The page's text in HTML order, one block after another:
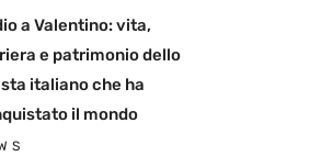
a Valentino: vita,
e patrimonio dello
italiano che ha
il mondo